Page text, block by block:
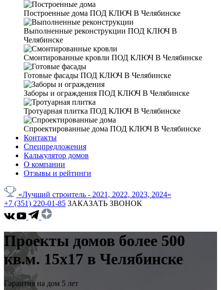
Построенные дома ПОД КЛЮЧ В Челябинске
Выполненные реконструкции ПОД КЛЮЧ В
Челябинске
Смонтированные кровли ПОД КЛЮЧ В Челябинске
Готовые фасады ПОД КЛЮЧ В Челябинске
Заборы и ограждения ПОД КЛЮЧ В Челябинске
Тротуарная плитка ПОД КЛЮЧ В Челябинске
Спроектированные дома ПОД КЛЮЧ В Челябинске
Контакты
Спецпредложения
Калькулятор домов
О компании
Отзывы и рейтинги
«Лучший строитель - 2021, 2022, 2023, 2024»
+7 (351) 220-01-85 ЗАКАЗАТЬ ЗВОНОК
Проекты домов более 500
кв.м. 15x17 в Челябинске
Гарантия на дом 5 лет